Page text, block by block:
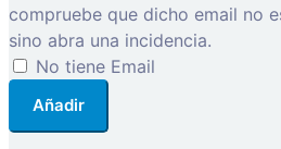
compruebe que dicho email no
sino abra una incidencia.
No tiene Email
Añadir